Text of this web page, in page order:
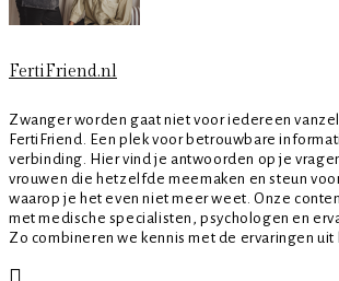
FertiFriend.nl
Zwanger worden gaat niet voor iedereen
FertiFriend. Een plek voor betrouwbare
verbinding. Hier vind je antwoorden op je
vrouwen die hetzelfde meemaken en steun
waarop je het even niet meer weet. Onze
met medische specialisten, psychologen en
Zo combineren we kennis met de ervaringen uit